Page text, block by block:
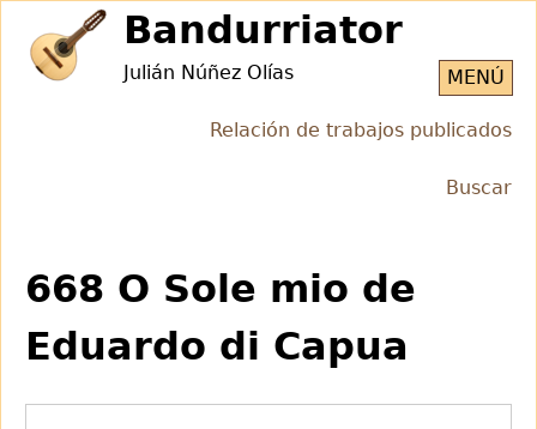
navigation
MENÚ
Bandurriator
Julián Núñez Olías
Relación de trabajos publicados
Buscar
to
top
to
top
668 O Sole mio de
Eduardo di Capua